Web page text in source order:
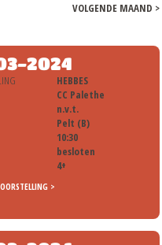
VOLGENDE MAAND >
2024
HEBBES
CC Palethe
n.v.t.
Pelt (B)
10:30
besloten
4+
>